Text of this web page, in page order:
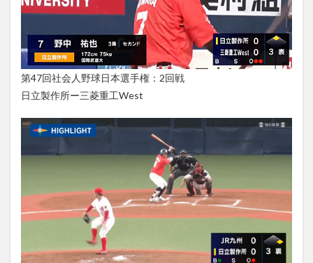
第47回社会人野球日本選手権：2回戦
日立製作所ー三菱重工West